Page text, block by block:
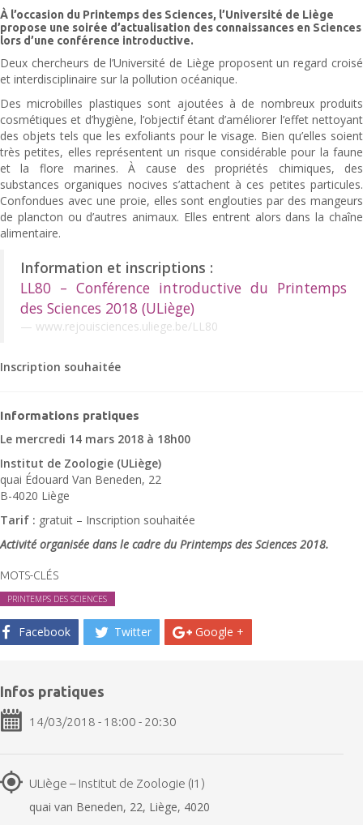
À l’occasion du Printemps des Sciences, l’Université de Liège
propose une soirée d’actualisation des connaissances en Sciences
lors d’une conférence introductive.
Deux chercheurs de l’Université de Liège proposent un regard croisé
et interdisciplinaire sur la pollution océanique.
Des microbilles plastiques sont ajoutées à de nombreux produits
cosmétiques et d’hygiène, l’objectif étant d’améliorer l’effet nettoyant
des objets tels que les exfoliants pour le visage. Bien qu’elles soient
très petites, elles représentent un risque considérable pour la faune
et la flore marines. À cause des propriétés chimiques, des
substances organiques nocives s’attachent à ces petites particules.
Confondues avec une proie, elles sont englouties par des mangeurs
de plancton ou d’autres animaux. Elles entrent alors dans la chaîne
alimentaire.
Information et inscriptions :
LL80 – Conférence introductive du Printemps
des Sciences 2018 (ULiège)
www.rejouisciences.uliege.be/LL80
Inscription souhaitée
Informations pratiques
Le mercredi 14 mars 2018 à 18h00
Institut de Zoologie (ULiège)
quai Édouard Van Beneden, 22
B-4020 Liège
Tarif : gratuit – Inscription souhaitée
Activité organisée dans le cadre du Printemps des Sciences 2018.
MOTS-CLÉS
PRINTEMPS DES SCIENCES
Facebook Twitter Google +
Infos pratiques
14/03/2018 - 18:00 - 20:30
ULiège – Institut de Zoologie (I1)
quai van Beneden, 22, Liège, 4020